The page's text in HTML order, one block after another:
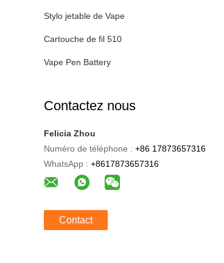
Stylo jetable de Vape
Cartouche de fil 510
Vape Pen Battery
Contactez nous
Felicia Zhou
Numéro de téléphone : +86 17873657316
WhatsApp : +8617873657316
Contact